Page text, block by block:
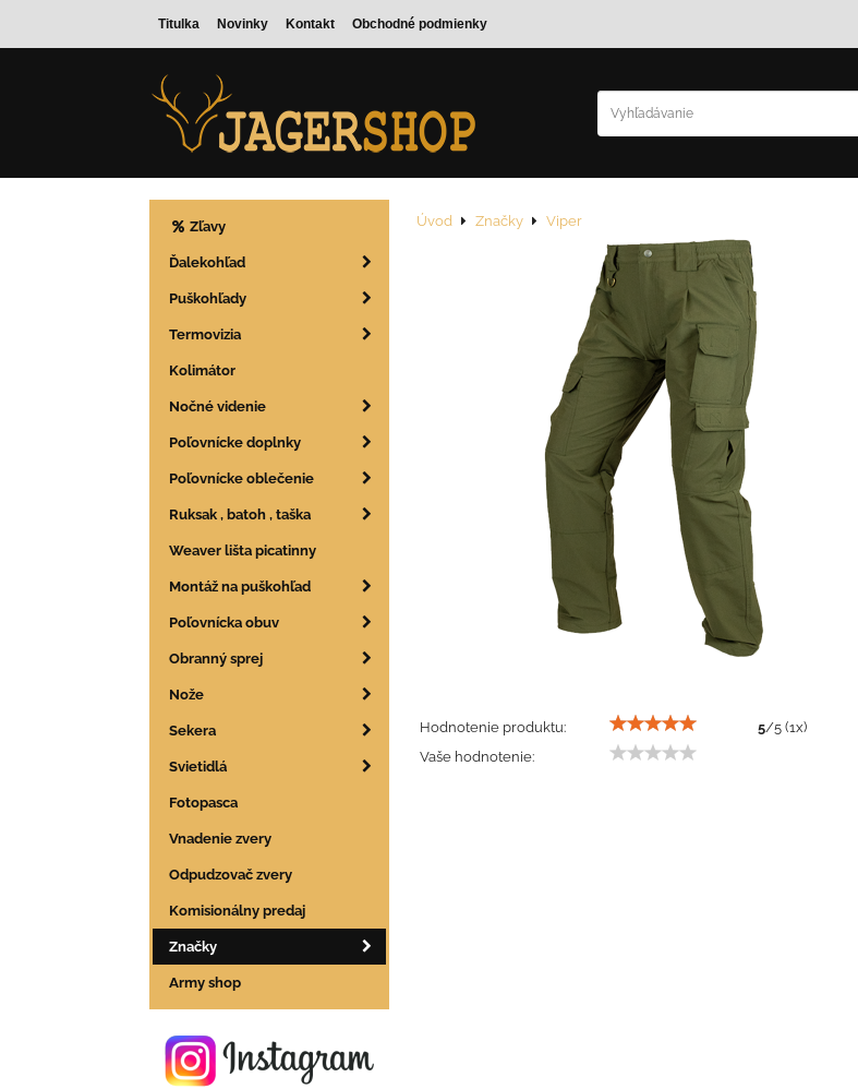
Titulka Novinky Kontakt Obchodné podmienky
Úvod Značky Viper
Hodnotenie produktu: 5/5 (1x)
Vaše hodnotenie:
Zľavy
Ďalekohľad
Puškohľady
Termovizia
Kolimátor
Nočné videnie
Poľovnícke doplnky
Poľovnícke oblečenie
Ruksak , batoh , taška
Weaver lišta picatinny
Montáž na puškohľad
Poľovnícka obuv
Obranný sprej
Nože
Sekera
Svietidlá
Fotopasca
Vnadenie zvery
Odpudzovač zvery
Komisionálny predaj
Značky
Army shop